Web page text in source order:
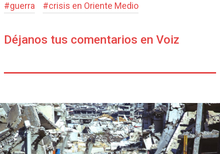
#guerra #crisis en Oriente Medio
Déjanos tus comentarios en Voiz